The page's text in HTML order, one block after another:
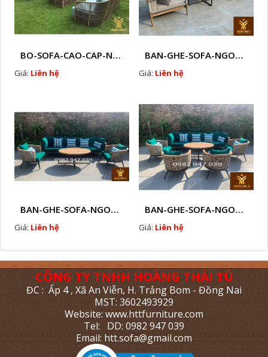
BO-SOFA-CAO-CAP-NHUA-GIA-MAY-HTT - S88
Giá: Liên hệ
BAN-GHE-SOFA-NGOAI-TROI-GIA-MAY-KN12
Giá: Liên hệ
BAN-GHE-SOFA-NGOAI-TROI-GIA-MAY-KN11
Giá: Liên hệ
BAN-GHE-SOFA-NGOAI-TROI-GIA-MAY-KN10
Giá: Liên hệ
CÔNG TY TNHH HOÀNG THÁI TÚ
ĐC : Ấp 4 , Xã An Viễn, H. Trảng Bom - Đồng Nai
MST: 3602493929
Website: www.httfurniture.com
Tel: DD: 0982 947 039
Email: htt.sofa@gmail.com